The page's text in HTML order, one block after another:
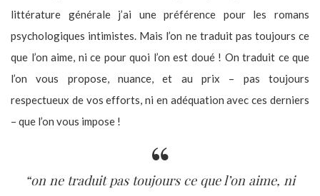
littérature générale j’ai une préférence pour les romans
psychologiques intimistes. Mais l’on ne traduit pas toujours ce
que l’on aime, ni ce pour quoi l’on est doué ! On traduit ce que
l’on vous propose, nuance, et au prix – pas toujours
respectueux de vos efforts, ni en adéquation avec ces derniers
– que l’on vous impose !
“on ne traduit pas toujours ce que l’on aime, ni